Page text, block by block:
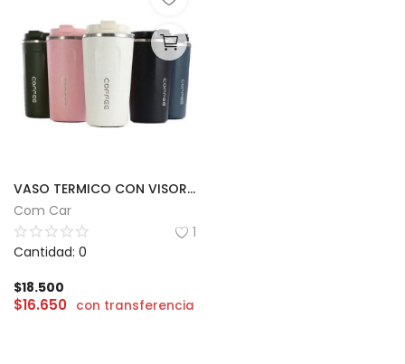
VASO TERMICO CON VISOR DE TEMPERATURA 510ML
Com Car
1
Cantidad: 0
$18.500
$16.650 con transferencia